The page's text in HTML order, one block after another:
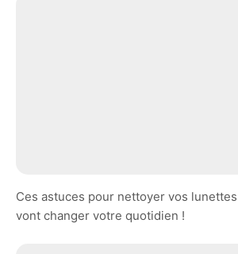
Ces astuces pour nettoyer vos
vont changer votre quotidien !